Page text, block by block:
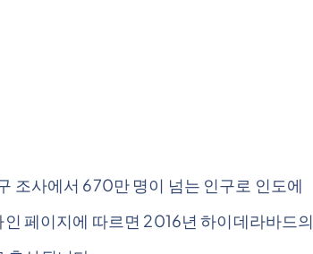
조사에서 670만 명이 넘는 인구로 인도에
페이지에 따르면 2016년 하이데라바드의